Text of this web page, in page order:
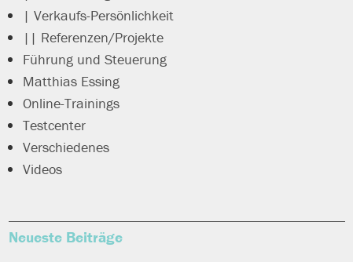
| Verkaufs-Persönlichkeit
|| Referenzen/Projekte
Führung und Steuerung
Matthias Essing
Online-Trainings
Testcenter
Verschiedenes
Videos
Neueste Beiträge